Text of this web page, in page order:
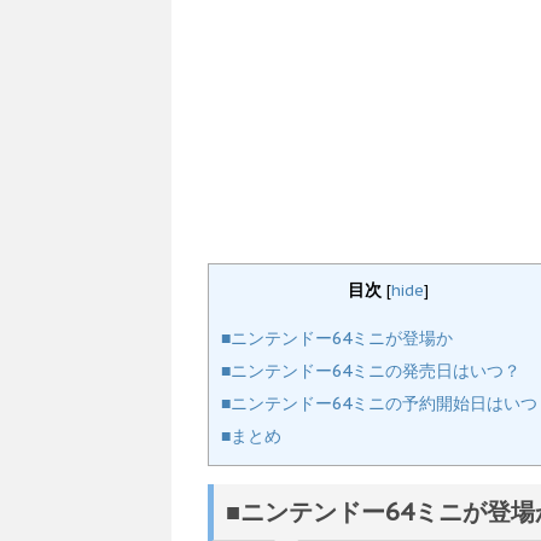
目次 [hide]
■ニンテンドー64ミニが登場か
■ニンテンドー64ミニの発売日はいつ？
■ニンテンドー64ミニの予約開始日はいつ
■まとめ
■ニンテンドー64ミニが登場